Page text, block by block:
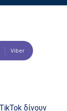
Viber
δίνουν